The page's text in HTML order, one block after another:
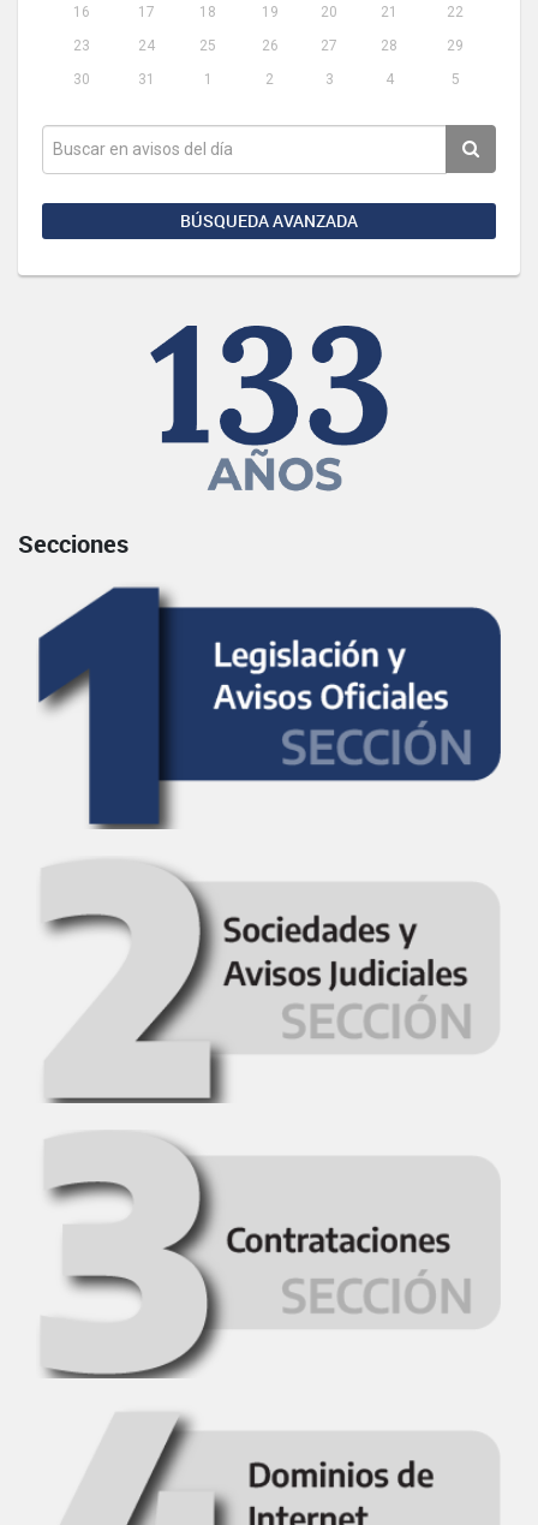
16
17 18 19 20 21
22
23
24 25 26 27 28
29
30
31 1 2 3 4 5
BÚSQUEDA AVANZADA
Secciones